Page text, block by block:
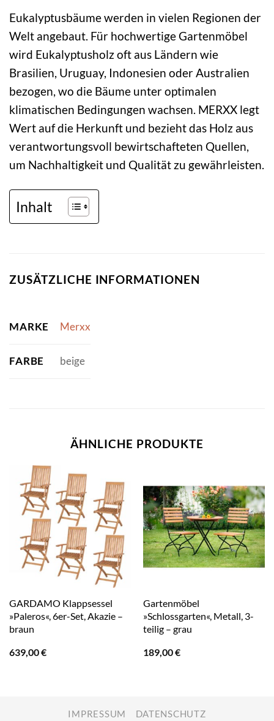
Eukalyptusbäume werden in vielen Regionen der
Welt angebaut. Für hochwertige Gartenmöbel
wird Eukalyptusholz oft aus Ländern wie
Brasilien, Uruguay, Indonesien oder Australien
bezogen, wo die Bäume unter optimalen
klimatischen Bedingungen wachsen. MERXX legt
Wert auf die Herkunft und bezieht das Holz aus
verantwortungsvoll bewirtschafteten Quellen,
um Nachhaltigkeit und Qualität zu gewährleisten.
Inhalt
ZUSÄTZLICHE INFORMATIONEN
MARKE Merxx
FARBE beige
ÄHNLICHE PRODUKTE
GARDAMO Klappsessel
»Paleros«, 6er-Set, Akazie –
braun
639,00€
Gartenmöbel
»Schlossgarten«, Metall, 3-
teilig – grau
189,00€
IMPRESSUM DATENSCHUTZ